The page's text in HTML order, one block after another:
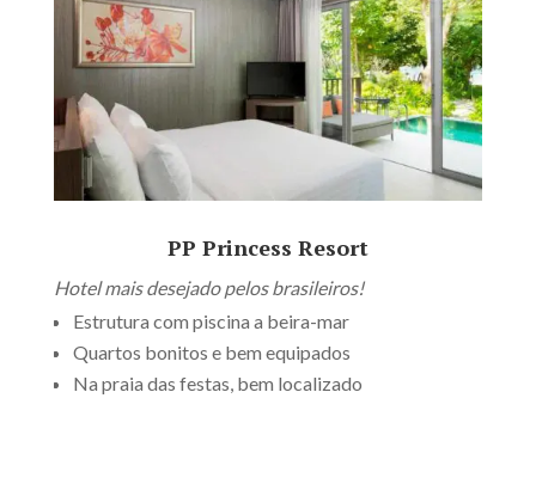
PP Princess Resort
Hotel mais desejado pelos brasileiros!
Estrutura com piscina a beira-mar
Quartos bonitos e bem equipados
Na praia das festas, bem localizado